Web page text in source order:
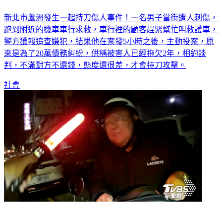
新北市蘆洲發生一起持刀傷人事件！一名男子當街遭人刺傷，
跑到附近的機車車行求救，車行裡的顧客趕緊幫忙叫救護車，
警方獲報追查嫌犯，結果他在案發5小時之後，主動投案，原
來是為了20萬債務糾紛，供稱被害人已經拖欠2年，相約談
判，不滿對方不還錢，態度還很差，才會持刀攻擊。
社會